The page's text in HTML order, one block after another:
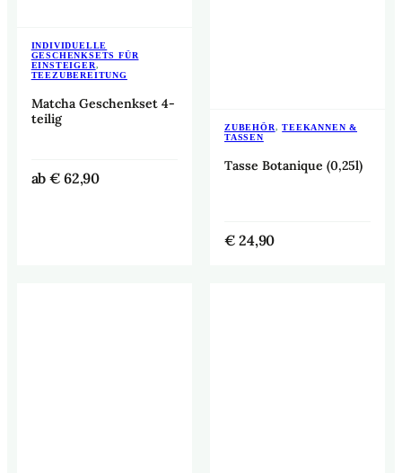
INDIVIDUELLE
GESCHENKSETS FÜR
EINSTEIGER,
TEEZUBEREITUNG
Matcha Geschenkset 4-
teilig
ab € 62,90
ZUBEHÖR,TEEKANNEN &
TASSEN
Tasse Botanique (0,25l)
€ 24,90